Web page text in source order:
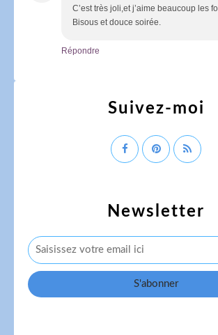
C’est très joli,et j’aime beaucoup les
Bisous et douce soirée.
Répondre
Newsletter
Suivez-moi